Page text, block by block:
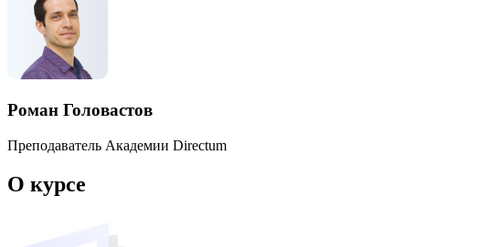
Роман Головастов
Преподаватель Академии Directum
О курсе